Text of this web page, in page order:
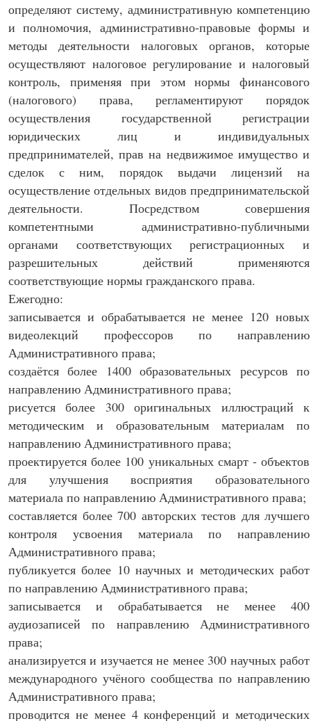
определяют систему, административную компетенцию
и полномочия, административно-правовые формы и
методы деятельности налоговых органов, которые
осуществляют налоговое регулирование и налоговый
контроль, применяя при этом нормы финансового
(налогового) права, регламентируют порядок
осуществления государственной регистрации
юридических лиц и индивидуальных
предпринимателей, прав на недвижимое имущество и
сделок с ним, порядок выдачи лицензий на
осуществление отдельных видов предпринимательской
деятельности. Посредством совершения
компетентными административно-публичными
органами соответствующих регистрационных и
разрешительных действий применяются
соответствующие нормы гражданского права.
Ежегодно:
записывается и обрабатывается не менее 120 новых
видеолекций профессоров по направлению
Административного права;
создаётся более 1400 образовательных ресурсов по
направлению Административного права;
рисуется более 300 оригинальных иллюстраций к
методическим и образовательным материалам по
направлению Административного права;
проектируется более 100 уникальных смарт - объектов
для улучшения восприятия образовательного
материала по направлению Административного права;
составляется более 700 авторских тестов для лучшего
контроля усвоения материала по направлению
Административного права;
публикуется более 10 научных и методических работ
по направлению Административного права;
записывается и обрабатывается не менее 400
аудиозаписей по направлению Административного
права;
анализируется и изучается не менее 300 научных работ
международного учёного сообщества по направлению
Административного права;
проводится не менее 4 конференций и методических